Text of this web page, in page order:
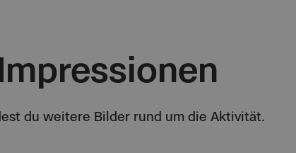
du weitere Bilder rund um die Aktivität.